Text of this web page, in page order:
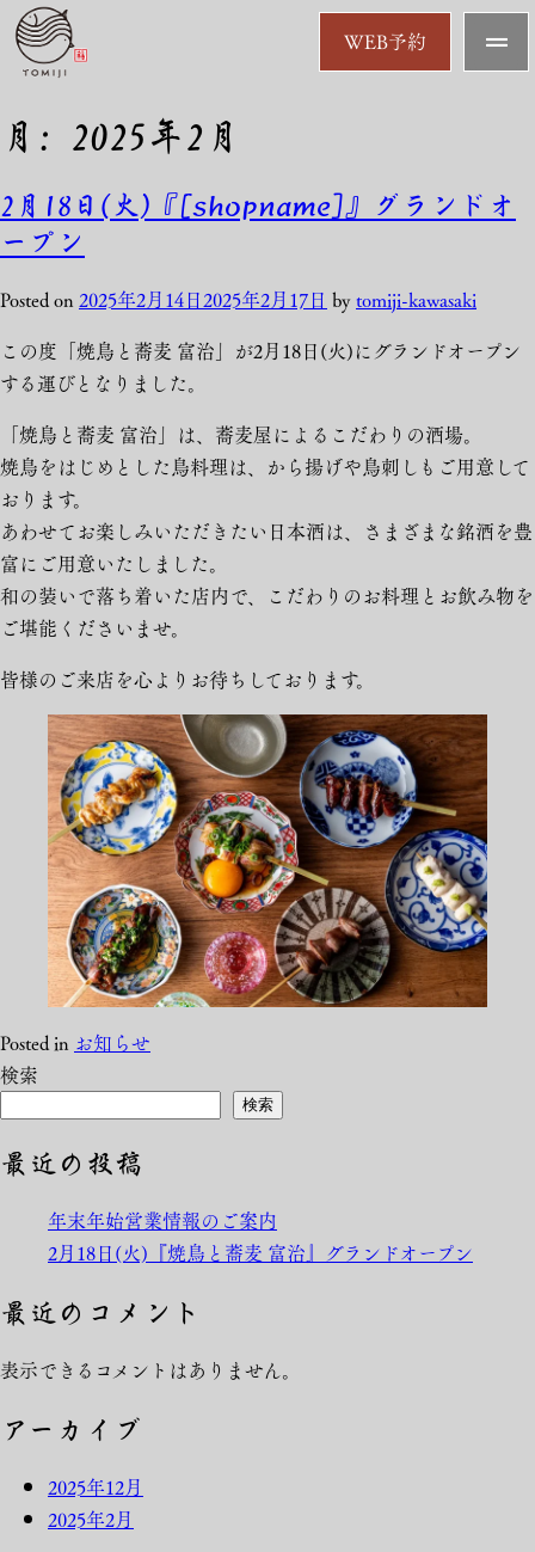
WEB予約
月: 2025年2月
2月18日(火)『[shopname]』グランドオ
ープン
Posted on2025年2月14日2025年2月17日 bytomiji-kawasaki
この度「焼鳥と蕎麦 富治」が2月18日(火)にグランドオープン
する運びとなりました。
「焼鳥と蕎麦 富治」は、蕎麦屋によるこだわりの酒場。
焼鳥をはじめとした鳥料理は、から揚げや鳥刺しもご用意して
おります。
あわせてお楽しみいただきたい日本酒は、さまざまな銘酒を豊
富にご用意いたしました。
和の装いで落ち着いた店内で、こだわりのお料理とお飲み物を
ご堪能くださいませ。
皆様のご来店を心よりお待ちしております。
Posted in お知らせ
検索
検索
最近の投稿
年末年始営業情報のご案内
2月18日(火)『焼鳥と蕎麦 富治』グランドオープン
最近のコメント
表示できるコメントはありません。
アーカイブ
2025年12月
2025年2月